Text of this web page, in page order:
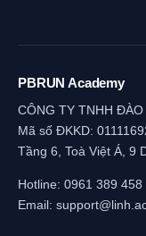
PBRUN Academy
CÔNG TY TNHH ĐÀO
Mã số ĐKKD:
Tầng 6, Toà Việt Á, 9
Hotline: 0961 389 458
Email: